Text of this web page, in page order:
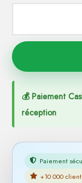
💰 Paiement
réception
Paiement
+10 000